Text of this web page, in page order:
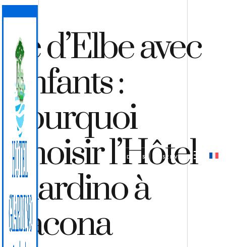
RÉSERVER
DEVIS
Île d’Elbe avec
Enfants :
Pourquoi
Choisir l’Hôtel
Giardino à
Lacona